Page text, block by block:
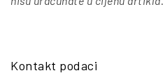
Kontakt podaci